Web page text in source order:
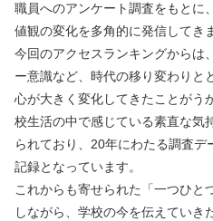
職員へのアンケート調査をもとに
値観の変化を多角的に発信してき
今回のアクセスランキングからは
ー意識など、時代の移り変わりと
心が大きく変化してきたことがう
校生活の中で感じている素直な気
られており、20年にわたる調査
記録となっています。
これからも寄せられた「一つひと
しながら、学校の今を伝えていき